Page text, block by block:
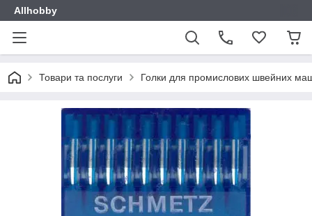
Allhobby
Товари та послуги Голки для промислових швейних